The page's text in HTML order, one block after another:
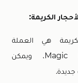
الكريمة:
هي العملة
المستخدمة في Magic Rampage، ويمكن